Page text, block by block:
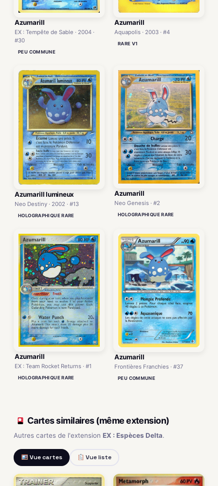
Azumarill
EX : Tempête de Sable · 2004 ·
#30
PEU COMMUNE
Azumarill
Aquapolis · 2003 · #4
RARE V1
Azumarill lumineux
Neo Destiny · 2002 · #13
HOLOGRAPHIQUE RARE
Azumarill
Neo Genesis · #2
HOLOGRAPHIQUE RARE
Azumarill
EX : Team Rocket Returns · #1
HOLOGRAPHIQUE RARE
Azumarill
Frontières Franchies · #37
PEU COMMUNE
Cartes similaires (même extension)
Autres cartes de l'extension EX : Espèces Delta.
Vue cartes Vue liste